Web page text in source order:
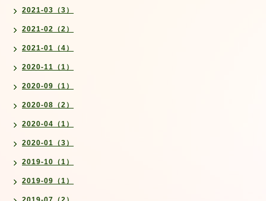
2021-03（3）
2021-02（2）
2021-01（4）
2020-11（1）
2020-09（1）
2020-08（2）
2020-04（1）
2020-01（3）
2019-10（1）
2019-09（1）